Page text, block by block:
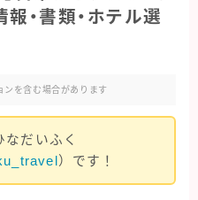
・書類・ホテル選
ンを含む場合があります
なだいふく
）です！